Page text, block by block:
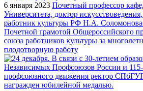
6 января 2023 Почетный профессор
Университета, доктор
работник культуры РФ Н.А. Соломонова
Почетной грамотой Общероссийского
союза работников культуры за
плодотворную работу